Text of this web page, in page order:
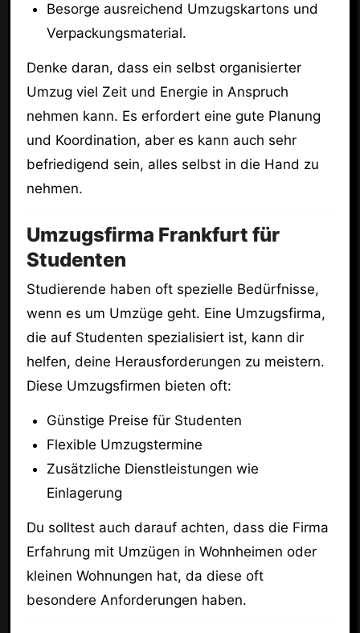
Besorge ausreichend Umzugskartons und
Verpackungsmaterial.
Denke daran, dass ein selbst organisierter
Umzug viel Zeit und Energie in Anspruch
nehmen kann. Es erfordert eine gute Planung
und Koordination, aber es kann auch sehr
befriedigend sein, alles selbst in die Hand zu
nehmen.
Umzugsfirma Frankfurt für
Studenten
Studierende haben oft spezielle Bedürfnisse,
wenn es um Umzüge geht. Eine Umzugsfirma,
die auf Studenten spezialisiert ist, kann dir
helfen, deine Herausforderungen zu meistern.
Diese Umzugsfirmen bieten oft:
Günstige Preise für Studenten
Flexible Umzugstermine
Zusätzliche Dienstleistungen wie
Einlagerung
Du solltest auch darauf achten, dass die Firma
Erfahrung mit Umzügen in Wohnheimen oder
kleinen Wohnungen hat, da diese oft
besondere Anforderungen haben.